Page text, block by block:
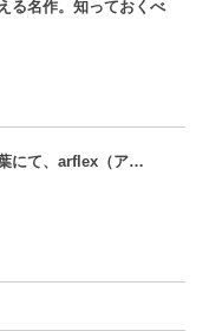
る名作。知っておくべ
にて、arflex（ア…